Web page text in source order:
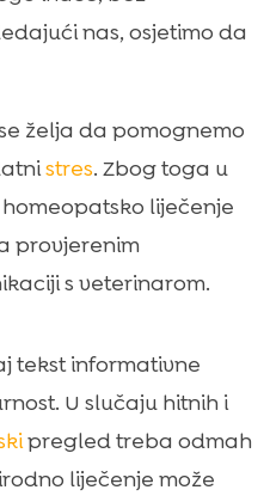
pristup zdravlju
vlasnici traže
pouzdanih
kako olakšati
vremenski okvir,
nas, osjetimo da
želja da pomognemo
stres. Zbog toga u
liječenje
provjerenim
s veterinarom.
tekst informativne
U slučaju hitnih i
pregled treba odmah
liječenje može